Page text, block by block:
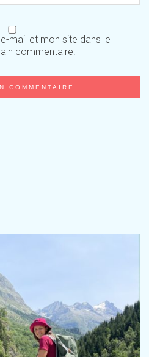
mail et mon site dans le
commentaire.